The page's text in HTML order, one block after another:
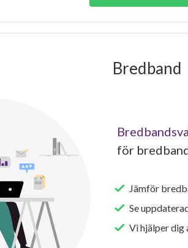
Bredband
för
Jämför
Se
Vi hjälper dig